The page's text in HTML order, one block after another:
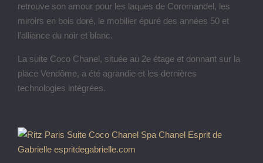
retrouve son amour pour les laques de Coromandel, les
miroirs en bois doré, le mobilier épuré des années 50 et
l’alliance du noir et blanc.
La suite Coco Chanel, située au 2e étage et donnant sur la
place Vendôme, a été agrandie et les dernières
technologies intégrées.